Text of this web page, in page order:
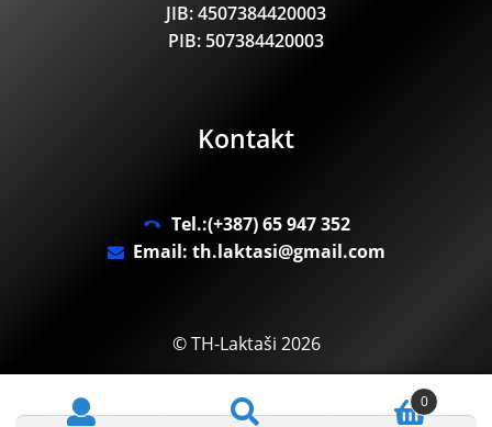
JIB: 4507384420003
PIB: 507384420003
Kontakt
Tel.:(+387) 65 947 352
Email: th.laktasi@gmail.com
© TH-Laktaši 2026
.
0